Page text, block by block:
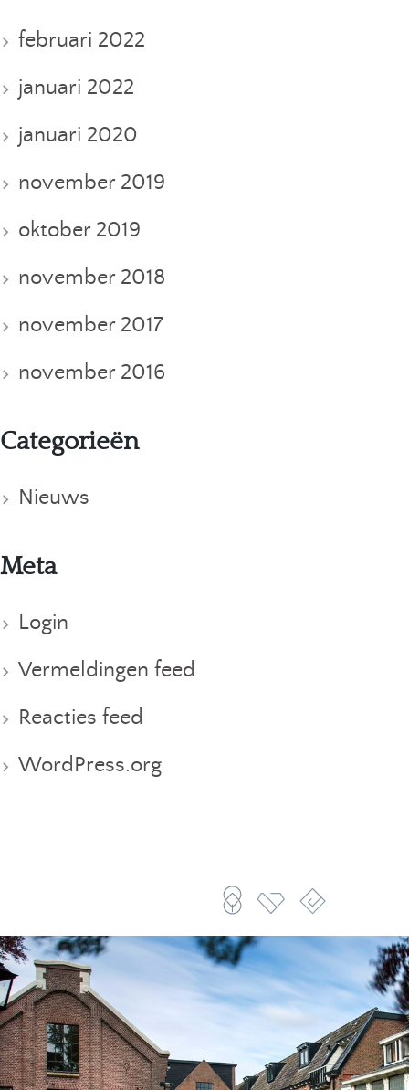
februari 2022
januari 2022
januari 2020
november 2019
oktober 2019
november 2018
november 2017
november 2016
Categorieën
Nieuws
Meta
Login
Vermeldingen feed
Reacties feed
WordPress.org